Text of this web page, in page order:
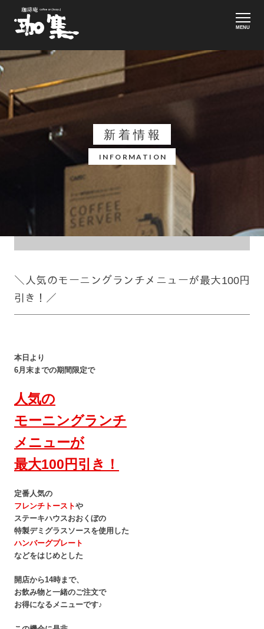
MENU
新着情報
INFORMATION
＼人気のモーニングランチメニューが最大100円
引き！／
本日より
6月末までの期間限定で
人気の
モーニングランチ
メニューが
最大100円引き！
定番人気の
フレンチトーストや
ステーキハウスおおくぼの
特製デミグラスソースを使用した
ハンバーグプレート
などをはじめとした
開店から14時まで、
お飲み物と一緒のご注文で
お得になるメニューです♪